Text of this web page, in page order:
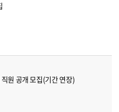
원 공개 모집(기간 연장)